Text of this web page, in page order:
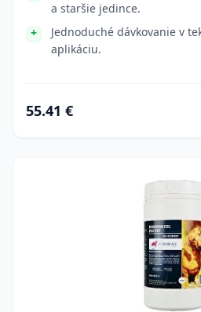
a staršie jedince.
Jednoduché dávkovanie v
aplikáciu.
55.41 €